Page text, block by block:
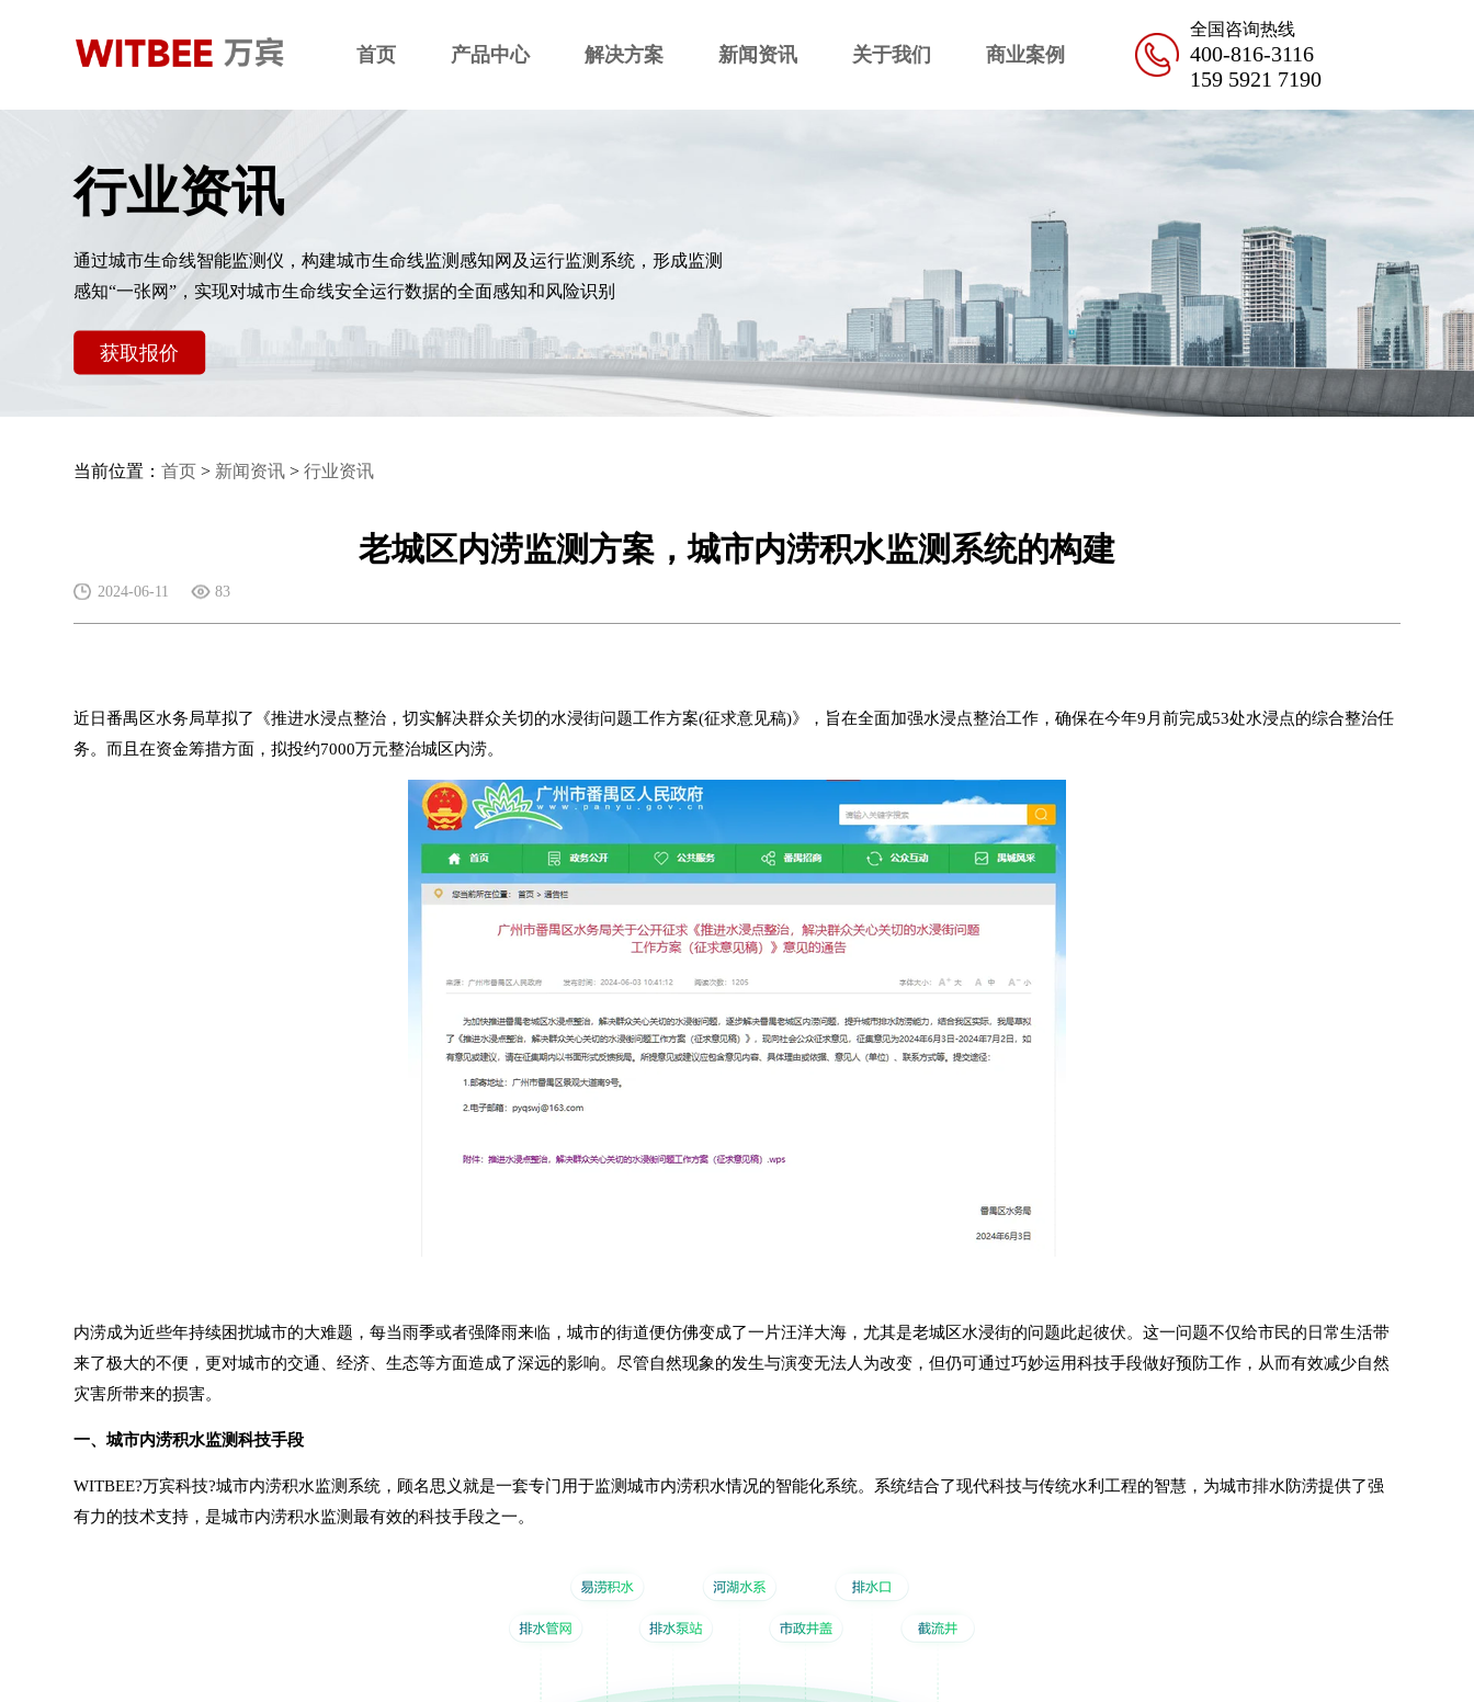
首页 产品中心 解决方案 新闻资讯 关于我们 商业案例
全国咨询热线
400-816-3116
159 5921 7190
行业资讯
通过城市生命线智能监测仪，构建城市生命线监测感知网及运行监测系统，形成监测
感知“一张网”，实现对城市生命线安全运行数据的全面感知和风险识别
获取报价
当前位置：首页 > 新闻资讯 >行业资讯
老城区内涝监测方案，城市内涝积水监测系统的构建
2024-06-11 83
近日番禺区水务局草拟了《推进水浸点整治，切实解决群众关切的水浸街问题工作方案(征求意见稿)》，旨在全面加强水浸点整治工作，确保在今年9月前完成53处水浸点的综合整治任
务。而且在资金筹措方面，拟投约7000万元整治城区内涝。
内涝成为近些年持续困扰城市的大难题，每当雨季或者强降雨来临，城市的街道便仿佛变成了一片汪洋大海，尤其是老城区水浸街的问题此起彼伏。这一问题不仅给市民的日常生活带
来了极大的不便，更对城市的交通、经济、生态等方面造成了深远的影响。尽管自然现象的发生与演变无法人为改变，但仍可通过巧妙运用科技手段做好预防工作，从而有效减少自然
灾害所带来的损害。
一、城市内涝积水监测科技手段
WITBEE?万宾科技?城市内涝积水监测系统 ，顾名思义就是一套专门用于监测城市内涝积水情况的智能化系统。系统结合了现代科技与传统水利工程的智慧，为城市排水防涝提供了强
有力的技术支持，是城市内涝积水监测最有效的科技手段之一。